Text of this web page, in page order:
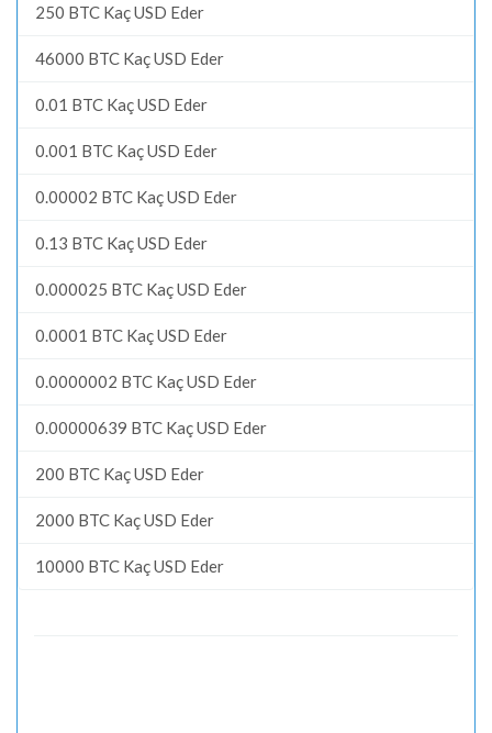
250 BTC Kaç USD Eder
46000 BTC Kaç USD Eder
0.01 BTC Kaç USD Eder
0.001 BTC Kaç USD Eder
0.00002 BTC Kaç USD Eder
0.13 BTC Kaç USD Eder
0.000025 BTC Kaç USD Eder
0.0001 BTC Kaç USD Eder
0.0000002 BTC Kaç USD Eder
0.00000639 BTC Kaç USD Eder
200 BTC Kaç USD Eder
2000 BTC Kaç USD Eder
10000 BTC Kaç USD Eder